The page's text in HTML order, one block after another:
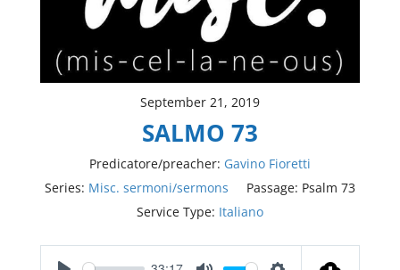
September 21, 2019
SALMO 73
Predicatore/preacher: Gavino Fioretti
Series: Misc. sermoni/sermons Passage: Psalm 73
Service Type: Italiano